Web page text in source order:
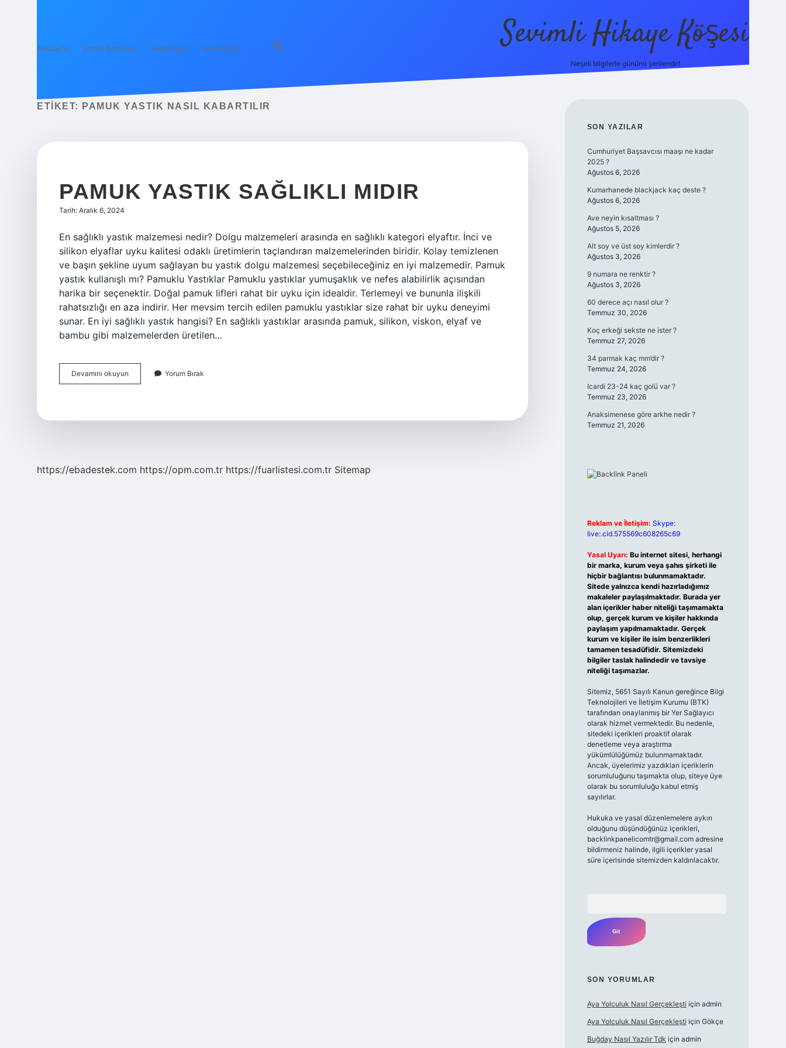
Anasayfa Gizlilik Politikası Yasal Uyarı Hakkımızda Sevimli Hikaye Köşesi
Neşeli bilgilerle gününü şenlendir!
ETIKET: PAMUK YASTIK NASIL KABARTILIR
PAMUK YASTIK SAĞLIKLI MIDIR
Tarih: Aralık 6, 2024
En sağlıklı yastık malzemesi nedir? Dolgu malzemeleri arasında en sağlıklı kategori elyaftır. İnci ve
silikon elyaflar uyku kalitesi odaklı üretimlerin taçlandıran malzemelerinden biridir. Kolay temizlenen
ve başın şekline uyum sağlayan bu yastık dolgu malzemesi seçebileceğiniz en iyi malzemedir. Pamuk
yastık kullanışlı mı? Pamuklu Yastıklar Pamuklu yastıklar yumuşaklık ve nefes alabilirlik açısından
harika bir seçenektir. Doğal pamuk lifleri rahat bir uyku için idealdir. Terlemeyi ve bununla ilişkili
rahatsızlığı en aza indirir. Her mevsim tercih edilen pamuklu yastıklar size rahat bir uyku deneyimi
sunar. En iyi sağlıklı yastık hangisi? En sağlıklı yastıklar arasında pamuk, silikon, viskon, elyaf ve
bambu gibi malzemelerden üretilen…
Devamını okuyun
Yastık
Yorum Bırak
https://ebadestek.com https://opm.com.tr https://fuarlistesi.com.tr Sitemap
SIDEBAR
SON YAZILAR
Cumhuriyet Başsavcısı maaşı ne kadar
2025 ?
Ağustos 6, 2026
Kumarhanede blackjack kaç deste ?
Ağustos 6, 2026
Ave neyin kısaltması ?
Ağustos 5, 2026
Alt soy ve üst soy kimlerdir ?
Ağustos 3, 2026
9 numara ne renktir ?
Ağustos 3, 2026
60 derece açı nasıl olur ?
Temmuz 30, 2026
Koç erkeği sekste ne ister ?
Temmuz 27, 2026
34 parmak kaç mm’dir ?
Temmuz 24, 2026
Icardi 23-24 kaç golü var ?
Temmuz 23, 2026
Anaksimenese göre arkhe nedir ?
Temmuz 21, 2026
Reklam ve İletişim: Skype:
live:.cid.575569c608265c69
Yasal Uyarı: Bu internet sitesi, herhangi
bir marka, kurum veya şahıs şirketi ile
hiçbir bağlantısı bulunmamaktadır.
Sitede yalnızca kendi hazırladığımız
makaleler paylaşılmaktadır. Burada yer
alan içerikler haber niteliği taşımamakta
olup, gerçek kurum ve kişiler hakkında
paylaşım yapılmamaktadır. Gerçek
kurum ve kişiler ile isim benzerlikleri
tamamen tesadüfidir. Sitemizdeki
bilgiler taslak halindedir ve tavsiye
niteliği taşımazlar.
Sitemiz, 5651 Sayılı Kanun gereğince Bilgi
Teknolojileri ve İletişim Kurumu (BTK)
tarafından onaylanmış bir Yer Sağlayıcı
olarak hizmet vermektedir. Bu nedenle,
sitedeki içerikleri proaktif olarak
denetleme veya araştırma
yükümlülüğümüz bulunmamaktadır.
Ancak, üyelerimiz yazdıkları içeriklerin
sorumluluğunu taşımakta olup, siteye üye
olarak bu sorumluluğu kabul etmiş
sayılırlar.
Hukuka ve yasal düzenlemelere aykırı
olduğunu düşündüğünüz içerikleri,
backlinkpanelicomtr@gmail.com adresine
bildirmeniz halinde, ilgili içerikler yasal
süre içerisinde sitemizden kaldırılacaktır.
SON YORUMLAR
Aya Yolculuk Nasıl Gerçekleşti için admin
Aya Yolculuk Nasıl Gerçekleşti için Gökçe
Buğday Nasıl Yazılır Tdk için admin